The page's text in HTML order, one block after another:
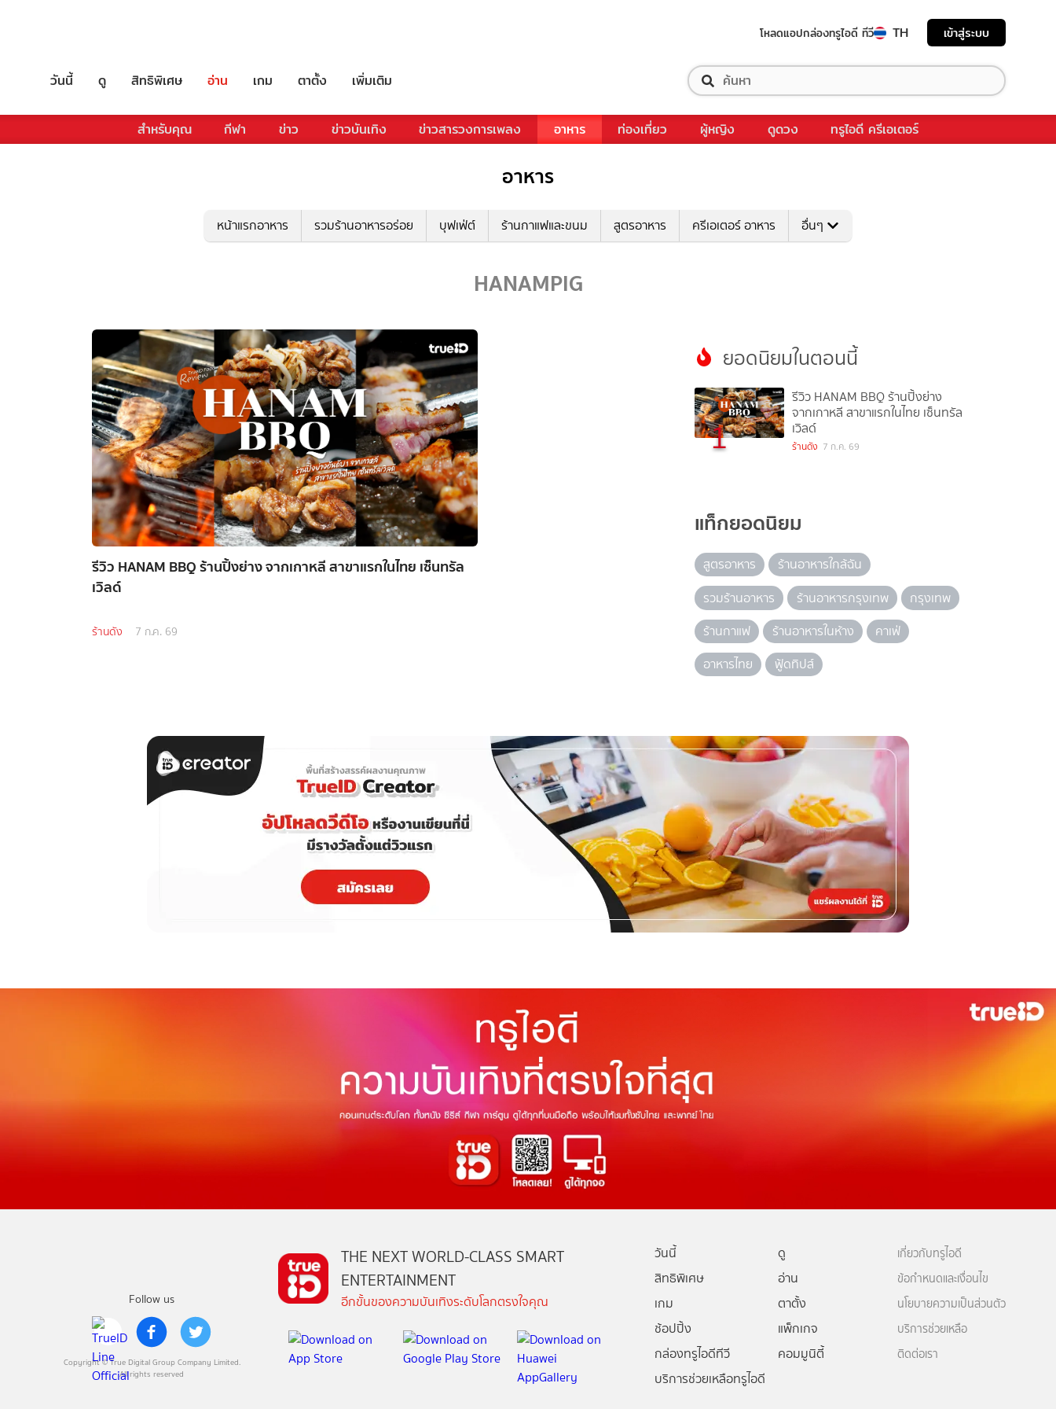
โหลดแอปกล่องทรูไอดี ทีวี TH เข้าสู่ระบบ
วันนี้ ดู สิทธิพิเศษ อ่าน เกม ตาตั้ง เพิ่มเติม
สำหรับคุณ กีฬา ข่าว ข่าวบันเทิง ข่าวสารวงการเพลง อาหาร ท่องเที่ยว ผู้หญิง ดูดวง ทรูไอดี ครีเอเตอร์
อาหาร
หน้าแรกอาหาร รวมร้านอาหารอร่อย บุฟเฟ่ต์ ร้านกาแฟและขนม สูตรอาหาร ครีเอเตอร์ อาหาร อื่นๆ
HANAMPIG
รีวิว HANAM BBQ ร้านปิ้งย่าง จากเกาหลี สาขาแรกในไทย เซ็นทรัล
เวิลด์
ร้านดัง 7 ก.ค. 69
ยอดนิยมในตอนนี้
1
รีวิว HANAM BBQ ร้านปิ้งย่าง
จากเกาหลี สาขาแรกในไทย เซ็นทรัล
เวิลด์
ร้านดัง 7 ก.ค. 69
แท็กยอดนิยม
สูตรอาหาร
ร้านอาหารใกล้ฉัน
รวมร้านอาหาร
ร้านอาหารกรุงเทพ
กรุงเทพ
ร้านกาแฟ
ร้านอาหารในห้าง
คาเฟ่
อาหารไทย
ฟู้ดทิปส์
Follow us
Copyright © True Digital Group Company Limited.
All rights reserved
THE NEXT WORLD-CLASS SMART
ENTERTAINMENT
อีกขั้นของความบันเทิงระดับโลกตรงใจคุณ
วันนี้
ดู
สิทธิพิเศษ
อ่าน
เกม
ตาตั้ง
ช้อปปิ้ง
แพ็กเกจ
กล่องทรูไอดีทีวี
คอมมูนิตี้
บริการช่วยเหลือทรูไอดี
เกี่ยวกับทรูไอดี
ข้อกำหนดและเงื่อนไข
นโยบายความเป็นส่วนตัว
บริการช่วยเหลือ
ติดต่อเรา